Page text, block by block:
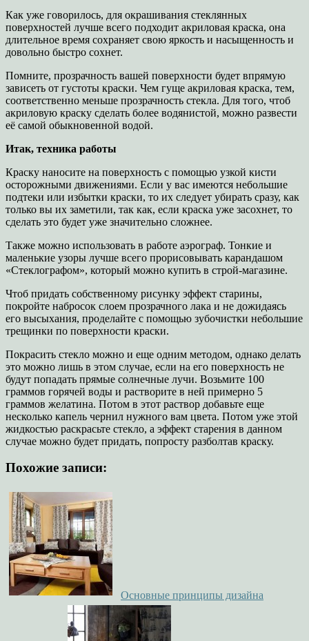
Как уже говорилось, для окрашивания стеклянных
поверхностей лучше всего подходит акриловая краска, она
длительное время сохраняет свою яркость и насыщенность и
довольно быстро сохнет.
Помните, прозрачность вашей поверхности будет впрямую
зависеть от густоты краски. Чем гуще акриловая краска, тем,
соответственно меньше прозрачность стекла. Для того, чтоб
акриловую краску сделать более водянистой, можно развести
её самой обыкновенной водой.
Итак, техника работы
Краску наносите на поверхность с помощью узкой кисти
осторожными движениями. Если у вас имеются небольшие
подтеки или избытки краски, то их следует убирать сразу, как
только вы их заметили, так как, если краска уже засохнет, то
сделать это будет уже значительно сложнее.
Также можно использовать в работе аэрограф. Тонкие и
маленькие узоры лучше всего прорисовывать карандашом
«Стеклографом», который можно купить в строй-магазине.
Чтоб придать собственному рисунку эффект старины,
покройте набросок слоем прозрачного лака и не дожидаясь
его высыхания, проделайте с помощью зубочистки небольшие
трещинки по поверхности краски.
Покрасить стекло можно и еще одним методом, однако делать
это можно лишь в этом случае, если на его поверхность не
будут попадать прямые солнечные лучи. Возьмите 100
граммов горячей воды и растворите в ней примерно 5
граммов желатина. Потом в этот раствор добавьте еще
несколько капель чернил нужного вам цвета. Потом уже этой
жидкостью раскрасьте стекло, а эффект старения в данном
случае можно будет придать, попросту разболтав краску.
Похожие записи:
Основные принципы дизайна